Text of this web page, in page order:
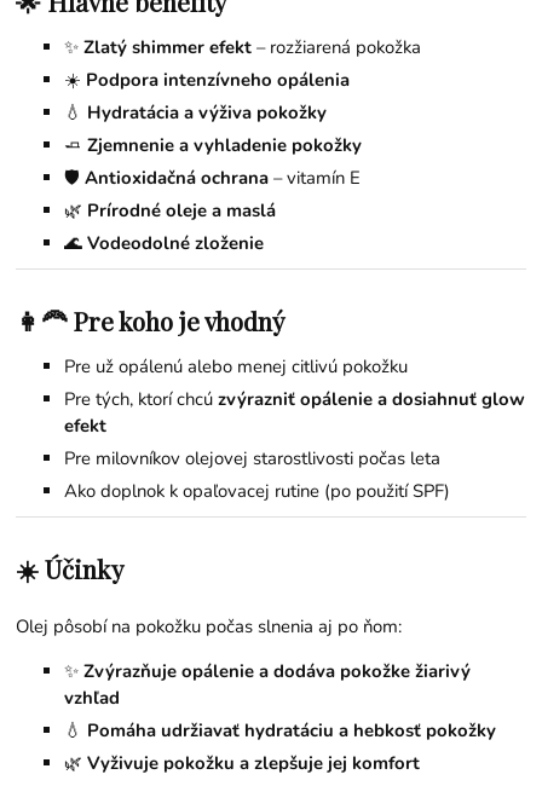
✨Zlatý shimmer efekt – rozžiarená pokožka
☀️ Podpora intenzívneho opálenia
💧 Hydratácia a výživa pokožky
🧈Zjemnenie a vyhladenie pokožky
🛡️Antioxidačná ochrana – vitamín E
🌿 Prírodné oleje a maslá
🌊Vodeodolné zloženie
👩‍🦰 Pre koho je vhodný
Pre už opálenú alebo menej citlivú pokožku
Pre tých, ktorí chcúzvýrazniť opálenie a dosiahnuť glow
efekt
Pre milovníkov olejovej starostlivosti počas leta
Ako doplnok k opaľovacej rutine (po použití SPF)
☀️ Účinky
Olej pôsobí na pokožku počas slnenia aj po ňom:
✨Zvýrazňuje opálenie a dodáva pokožke žiarivý
vzhľad
💧 Pomáha udržiavať hydratáciu a hebkosť pokožky
🌿Vyživuje pokožku a zlepšuje jej komfort